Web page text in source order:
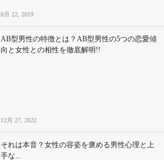
8月 22, 2019
AB型男性の特徴とは？AB型男性の5つの恋愛傾
向と女性との相性を徹底解明!!
12月 27, 2022
それは本音？女性の容姿を褒める男性心理と上
手な...